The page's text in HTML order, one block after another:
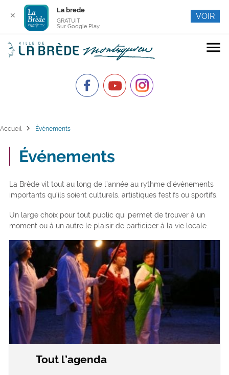
menu
Accueil chevron_right Événements
Événements
La Brède vit tout au long de l’année au rythme d’événements
importants qu’ils soient culturels, artistiques festifs ou sportifs.
Un large choix pour tout public qui permet de trouver à un
moment ou à un autre le plaisir de participer à la vie locale.
Tout l’agenda
✕
La brede
GRATUIT
Sur Google Play
VOIR